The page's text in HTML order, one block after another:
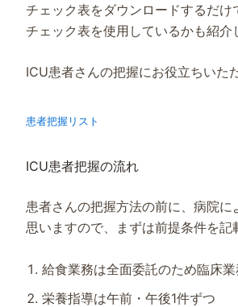
チェック表をダウンロードするだ
チェック表を使用しているかも紹介
ICU患者さんの把握にお役立ちいた
患者把握リスト
ICU患者把握の流れ
患者さんの把握方法の前に、病院
思いますので、まずは前提条件を記
給食業務は全面委託のため臨床
栄養指導は午前・午後1件ずつ